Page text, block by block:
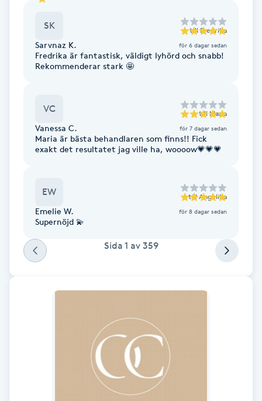
Reiki massage
Rosacea
Ryggmassage
Samtalsterapi
Senioryoga
SK till Fredrika
Sarvnaz K. för 6 dagar sedan
Fredrika är fantastisk, väldigt lyhörd och snabb!
Rekommenderar stark 🤩
VC till Maria
Vanessa C. för 7 dagar sedan
Maria är bästa behandlaren som finns!! Fick
exakt det resultatet jag ville ha, woooow💗💗💗
EW till Angelika
Emelie W. för 8 dagar sedan
Supernöjd 💫
Sida 1 av 359